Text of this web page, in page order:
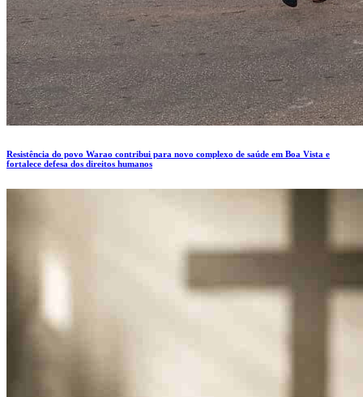
Resistência do povo Warao contribui para novo complexo de saúde em Boa Vista e
fortalece defesa dos direitos humanos